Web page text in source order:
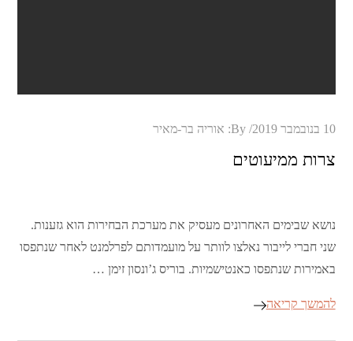
Posted
10 בנובמבר 2019 By: אוריה בר-מאיר
צרות ממיעוטים
נושא שבימים האחרונים מעסיק את מערכת הבחירות הוא גזענות.
שני חברי לייבור נאלצו לוותר על מועמדותם לפרלמנט לאחר שנתפסו
באמירות שנתפסו כאנטישמיות. בוריס ג’ונסון זימן …
להמשך קריאה